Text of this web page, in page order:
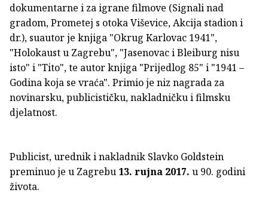
dokumentarne i za igrane filmove (Signali nad
gradom, Prometej s otoka Viševice, Akcija stadion i
dr.), suautor je knjiga "Okrug Karlovac 1941",
"Holokaust u Zagrebu", "Jasenovac i Bleiburg nisu
isto" i "Tito", te autor knjiga "Prijedlog 85" i "1941 –
Godina koja se vraća". Primio je niz nagrada za
novinarsku, publicističku, nakladničku i filmsku
djelatnost.
Publicist, urednik i nakladnik Slavko Goldstein
preminuo je u Zagrebu 13. rujna 2017. u 90. godini
života.